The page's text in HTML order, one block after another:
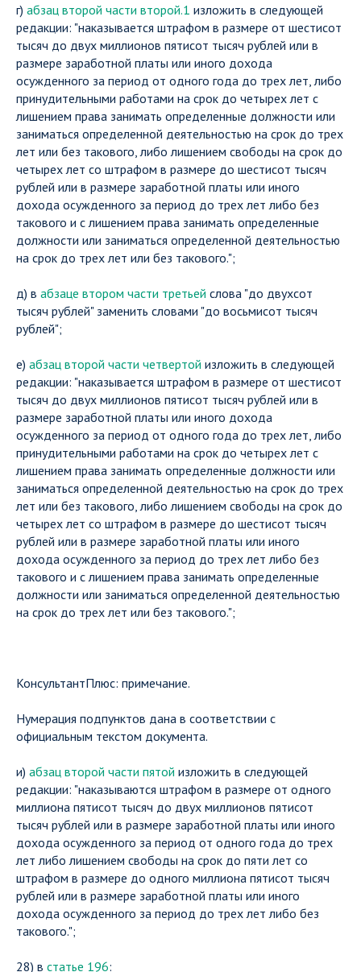
г) абзац второй части второй.1 изложить в следующей
редакции: "наказывается штрафом в размере от шестисот
тысяч до двух миллионов пятисот тысяч рублей или в
размере заработной платы или иного дохода
осужденного за период от одного года до трех лет, либо
принудительными работами на срок до четырех лет с
лишением права занимать определенные должности или
заниматься определенной деятельностью на срок до трех
лет или без такового, либо лишением свободы на срок до
четырех лет со штрафом в размере до шестисот тысяч
рублей или в размере заработной платы или иного
дохода осужденного за период до трех лет либо без
такового и с лишением права занимать определенные
должности или заниматься определенной деятельностью
на срок до трех лет или без такового.";
д) в абзаце втором части третьей слова "до двухсот
тысяч рублей" заменить словами "до восьмисот тысяч
рублей";
е) абзац второй части четвертой изложить в следующей
редакции: "наказывается штрафом в размере от шестисот
тысяч до двух миллионов пятисот тысяч рублей или в
размере заработной платы или иного дохода
осужденного за период от одного года до трех лет, либо
принудительными работами на срок до четырех лет с
лишением права занимать определенные должности или
заниматься определенной деятельностью на срок до трех
лет или без такового, либо лишением свободы на срок до
четырех лет со штрафом в размере до шестисот тысяч
рублей или в размере заработной платы или иного
дохода осужденного за период до трех лет либо без
такового и с лишением права занимать определенные
должности или заниматься определенной деятельностью
на срок до трех лет или без такового.";
КонсультантПлюс: примечание.
Нумерация подпунктов дана в соответствии с
официальным текстом документа.
и) абзац второй части пятой изложить в следующей
редакции: "наказываются штрафом в размере от одного
миллиона пятисот тысяч до двух миллионов пятисот
тысяч рублей или в размере заработной платы или иного
дохода осужденного за период от одного года до трех
лет либо лишением свободы на срок до пяти лет со
штрафом в размере до одного миллиона пятисот тысяч
рублей или в размере заработной платы или иного
дохода осужденного за период до трех лет либо без
такового.";
28) в статье 196: